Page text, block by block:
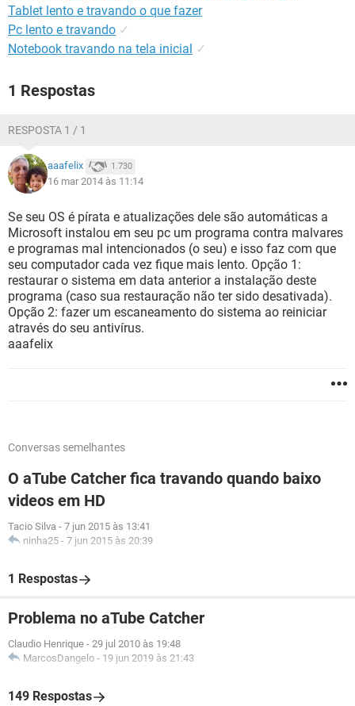
Tablet lento e travando o que fazer
Pc lento e travando ✓
Notebook travando na tela inicial ✓
1 Respostas
RESPOSTA 1 / 1
aaafelix 1.730
16 mar 2014 às 11:14
Se seu OS é pírata e atualizações dele são automáticas a
Microsoft instalou em seu pc um programa contra malvares
e programas mal intencionados (o seu) e isso faz com que
seu computador cada vez fique mais lento. Opção 1:
restaurar o sistema em data anterior a instalação deste
programa (caso sua restauração não ter sido desativada).
Opção 2: fazer um escaneamento do sistema ao reiniciar
através do seu antivírus.
aaafelix
Conversas semelhantes
O aTube Catcher fica travando quando baixo
videos em HD
Tacio Silva - 7 jun 2015 às 13:41
ninha25 - 7 jun 2015 às 20:39
1 Respostas
Problema no aTube Catcher
Claudio Henrique - 29 jul 2010 às 19:48
MarcosDangelo - 19 jun 2019 às 21:43
149 Respostas